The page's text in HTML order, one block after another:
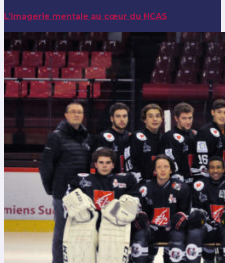
L’imagerie mentale au cœur du HCAS